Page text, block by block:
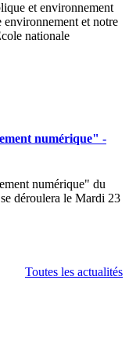
et environnement
environnement et notre
nationale
numérique" -
numérique" du
déroulera le Mardi 23
Toutes les actualités